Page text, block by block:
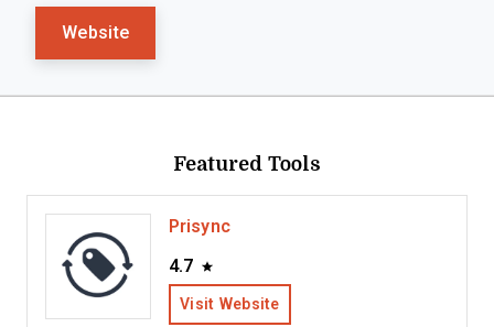
Website
Featured Tools
Prisync
4.7
Visit Website